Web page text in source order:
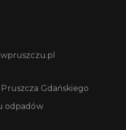
Gdańskiego
odpadów